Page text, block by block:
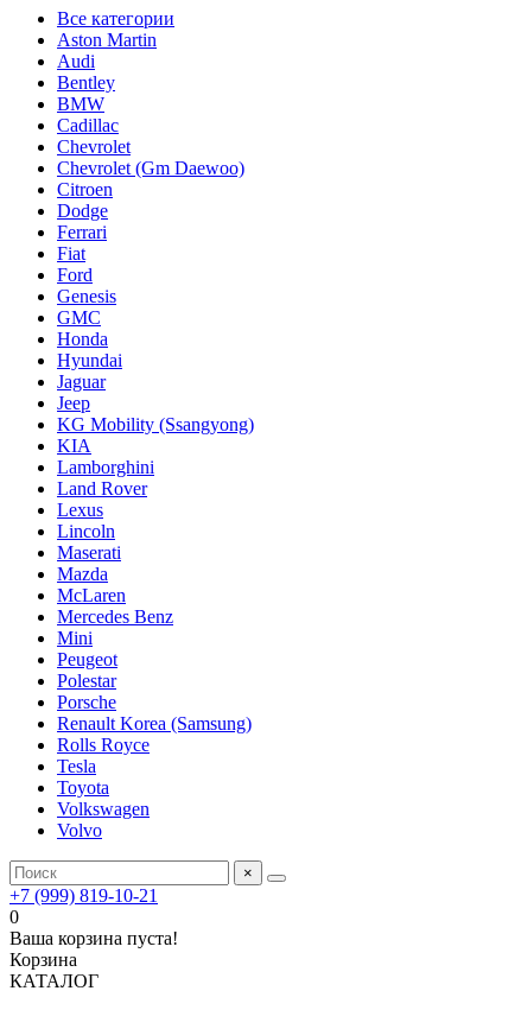
Все категории
Aston Martin
Audi
Bentley
BMW
Cadillac
Chevrolet
Chevrolet (Gm Daewoo)
Citroen
Dodge
Ferrari
Fiat
Ford
Genesis
GMC
Honda
Hyundai
Jaguar
Jeep
KG Mobility (Ssangyong)
KIA
Lamborghini
Land Rover
Lexus
Lincoln
Maserati
Mazda
McLaren
Mercedes Benz
Mini
Peugeot
Polestar
Porsche
Renault Korea (Samsung)
Rolls Royce
Tesla
Toyota
Volkswagen
Volvo
×
+7 (999) 819-10-21
0
Ваша корзина пуста!
Корзина
КАТАЛОГ